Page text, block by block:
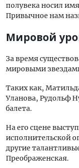
полувека носил
Привычное нам
Мировой
За время
мировыми
Таких как,
Уланова, Рудольф
балета.
На его сцене
исполнительской
другие
Преображенская.